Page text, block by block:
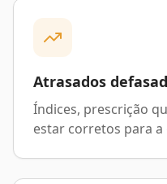
Atrasados
Índices, prescrição
estar corretos para a